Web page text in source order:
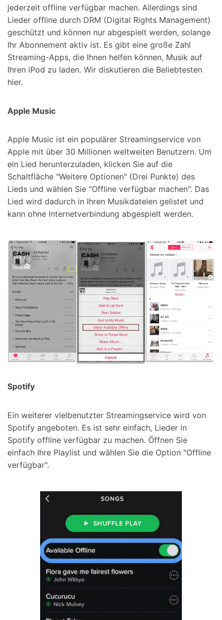
jederzeit offline verfügbar machen. Allerdings sind
Lieder offline durch DRM (Digital Rights Management)
geschützt und können nur abgespielt werden, solange
Ihr Abonnement aktiv ist. Es gibt eine große Zahl
Streaming-Apps, die Ihnen helfen können, Musik auf
Ihren iPod zu laden. Wir diskutieren die Beliebtesten
hier.
Apple Music
Apple Music ist ein populärer Streamingservice von
Apple mit über 30 Millionen weltweiten Benutzern. Um
ein Lied herunterzuladen, klicken Sie auf die
Schaltfläche "Weitere Optionen" (Drei Punkte) des
Lieds und wählen Sie "Offline verfügbar machen". Das
Lied wird dadurch in Ihren Musikdateien gelistet und
kann ohne Internetverbindung abgespielt werden.
Spotify
Ein weiterer vielbenutzter Streamingservice wird von
Spotify angeboten. Es ist sehr einfach, Lieder in
Spotify offline verfügbar zu machen. Öffnen Sie
einfach Ihre Playlist und wählen Sie die Option "Offline
verfügbar".